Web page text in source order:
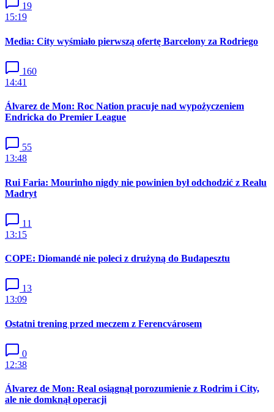
19
15:19
Media: City wyśmiało pierwszą ofertę Barcelony za Rodriego
160
14:41
Álvarez de Mon: Roc Nation pracuje nad wypożyczeniem
Endricka do Premier League
55
13:48
Rui Faria: Mourinho nigdy nie powinien był odchodzić z Realu
Madryt
11
13:15
COPE: Diomandé nie poleci z drużyną do Budapesztu
13
13:09
Ostatni trening przed meczem z Ferencvárosem
0
12:38
Álvarez de Mon: Real osiągnął porozumienie z Rodrim i City,
ale nie domknął operacji